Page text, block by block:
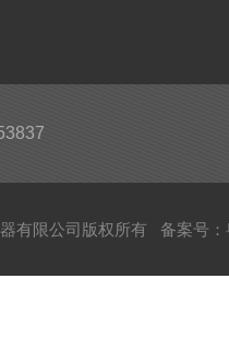
有限公司版权所有 备案号